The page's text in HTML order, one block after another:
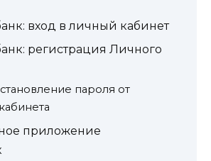
вход в личный кабинет
регистрация Личного
пароля от
приложение